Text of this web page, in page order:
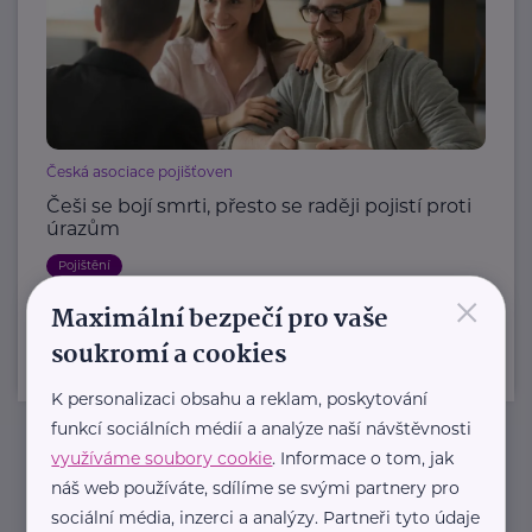
Česká asociace pojišťoven
Češi se bojí smrti, přesto se raději pojistí proti
úrazům
Pojištění
Newsletter
×
Maximální bezpečí pro vaše
soukromí a cookies
K personalizaci obsahu a reklam, poskytování
funkcí sociálních médií a analýze naší návštěvnosti
využíváme soubory cookie. Informace o tom, jak
náš web používáte, sdílíme se svými partnery pro
sociální média, inzerci a analýzy. Partneři tyto údaje